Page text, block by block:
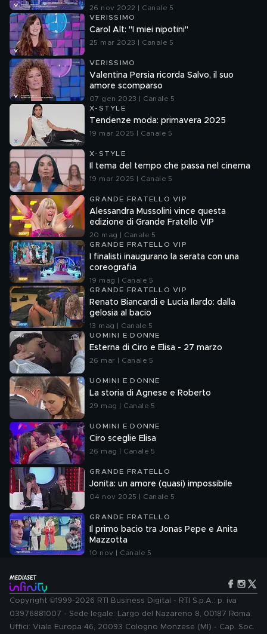
26 nov 2022 | Canale 5
VERISSIMO
Carol Alt: "I miei nipotini"
25 mar 2023 | Canale 5
VERISSIMO
Valentina Persia ricorda Salvo, il suo
amore scomparso
07 gen 2023 | Canale 5
X-STYLE
Tendenze moda: primavera 2025
19 mar 2025 | Canale 5
X-STYLE
Il tema del tempo che passa nel cinema
19 mar 2025 | Canale 5
GRANDE FRATELLO VIP
Alessandra Mussolini vince questa
edizione di Grande Fratello VIP
20 mag | Canale 5
GRANDE FRATELLO VIP
I finalisti inaugurano la serata con una
coreografia
19 mag | Canale 5
GRANDE FRATELLO VIP
Renato Biancardi e Lucia Ilardo: dalla
gelosia al bacio
13 mag | Canale 5
UOMINI E DONNE
Esterna di Ciro e Elisa - 27 marzo
26 mar | Canale 5
UOMINI E DONNE
La storia di Agnese e Roberto
29 mag | Canale 5
UOMINI E DONNE
Ciro sceglie Elisa
26 mag | Canale 5
GRANDE FRATELLO
Jonita: un amore (quasi) impossibile
04 nov 2025 | Canale 5
GRANDE FRATELLO
Il primo bacio tra Jonas Pepe e Anita
Mazzotta
10 nov | Canale 5
Copyright ©1999-2026 RTI Business Digital - RTI S.p.A.: p. iva
03976881007 - Sede legale: Largo del Nazareno 8, 00187 Roma.
Uffici: Viale Europa 46, 20093 Cologno Monzese (MI) - Cap. Soc.